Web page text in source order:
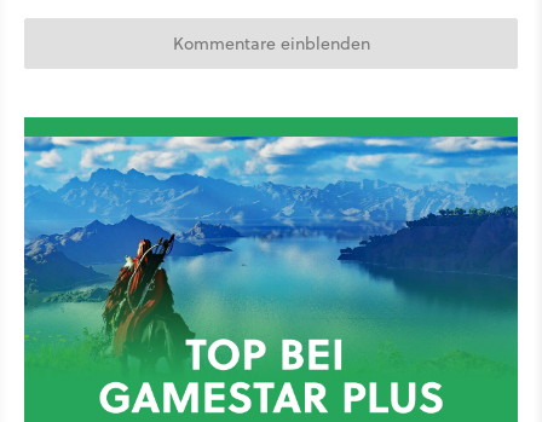
Kommentare einblenden